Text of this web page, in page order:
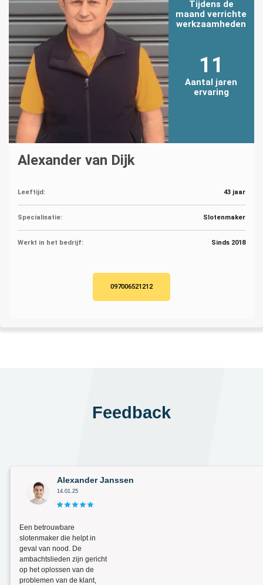
Tijdens de
maand verrichte
werkzaamheden
11
Aantal jaren
ervaring
Alexander van Dijk
Leeftijd: 43 jaar
Specialisatie: Slotenmaker
Werkt in het bedrijf: Sinds 2018
097006521212
Feedback
Alexander Janssen
14.01.25
Een betrouwbare
slotenmaker die helpt in
geval van nood. De
ambachtslieden zijn gericht
op het oplossen van de
problemen van de klant,